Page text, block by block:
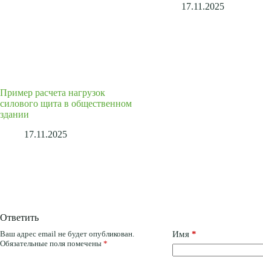
Пример расчета нагрузок
силового щита в общественном
здании
17.11.2025
17.11.2025
Ответить
Ваш адрес email не будет опубликован.
Обязательные поля помечены *
Имя *